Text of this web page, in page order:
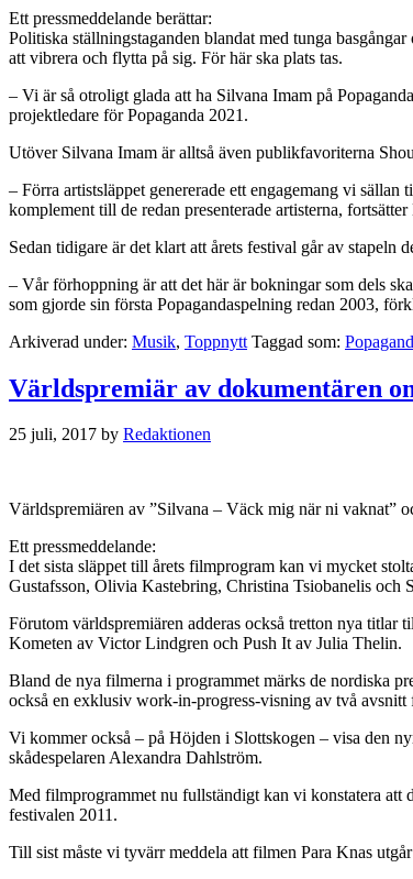
Ett pressmeddelande berättar:
Politiska ställningstaganden blandat med tunga
att vibrera och flytta på sig. För här ska plats tas.
– Vi är så otroligt glada att ha Silvana Imam på
projektledare för Popaganda 2021.
Utöver Silvana Imam är alltså även publikfavoriterna
– Förra artistsläppet genererade ett engagemang vi
komplement till de redan presenterade artisterna,
Sedan tidigare är det klart att årets festival går av stapeln
– Vår förhoppning är att det här är bokningar som dels
som gjorde sin första Popagandaspelning redan 2003,
Arkiverad under: Musik, Toppnytt Taggad som:
Världspremiär av dokumentären
25 juli, 2017 by Redaktionen
Världspremiären av ”Silvana – Väck mig när ni vaknat”
Ett pressmeddelande:
I det sista släppet till årets filmprogram kan vi mycket
Gustafsson, Olivia Kastebring, Christina Tsiobanelis och
Förutom världspremiären adderas också tretton nya
Kometen av Victor Lindgren och Push It av Julia Thelin.
Bland de nya filmerna i programmet märks de nordiska
också en exklusiv work-in-progress-visning av två avsnitt
Vi kommer också – på Höjden i Slottskogen – visa den
skådespelaren Alexandra Dahlström.
Med filmprogrammet nu fullständigt kan vi konstatera att
festivalen 2011.
Till sist måste vi tyvärr meddela att filmen Para Knas